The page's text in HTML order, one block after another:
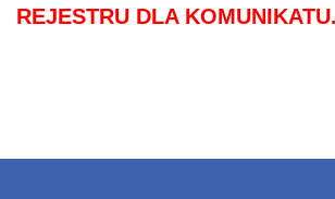
REJESTRU DLA KOMUNIKATU.